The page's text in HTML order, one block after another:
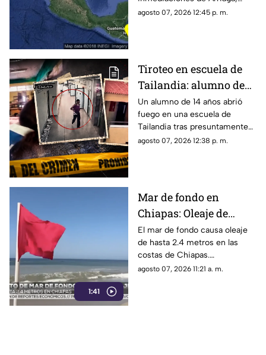
Chiapas, de acuerdo con el
agosto 07, 2026 12:45 p. m.
Tiroteo en escuela de
Tailandia: alumno de
14 años mata a cinco
profesores, a sus
abuelos y deja decenas
de heridos
Un alumno de 14 años abrió
fuego en una escuela de
Tailandia tras presuntamente
matar a sus abuelos. El ataque
agosto 07, 2026 12:38 p. m.
1:41
Mar de fondo en
Chiapas: Oleaje de
hasta 2.4 metros alerta
a las costas del estado
El mar de fondo causa oleaje
de hasta 2.4 metros en las
costas de Chiapas.
Autoridades reportan 9
agosto 07, 2026 11:21 a. m.